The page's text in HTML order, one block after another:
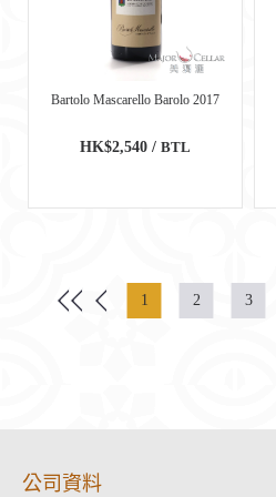
Bartolo Mascarello Barolo 2017
HK$2,540 / BTL
1 2 3
公司資料